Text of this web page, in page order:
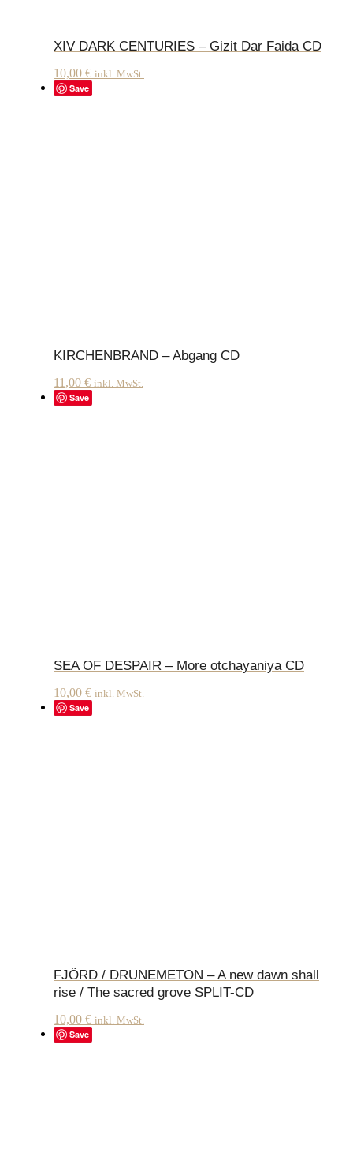
XIV DARK CENTURIES – Gizit Dar Faida CD
10,00 € inkl. MwSt.
Save
KIRCHENBRAND – Abgang CD
11,00 € inkl. MwSt.
Save
SEA OF DESPAIR – More otchayaniya CD
10,00 € inkl. MwSt.
Save
FJÖRD / DRUNEMETON – A new dawn shall
rise / The sacred grove SPLIT-CD
10,00 € inkl. MwSt.
Save